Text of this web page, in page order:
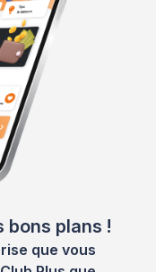
bons plans !
que vous